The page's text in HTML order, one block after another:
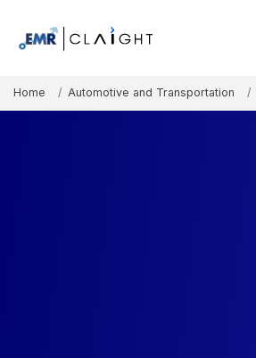
Home Automotive and Transportation